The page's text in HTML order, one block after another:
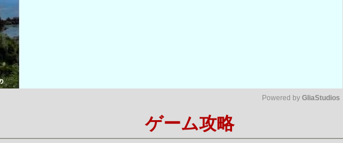
Powered by GliaStudios
ゲーム攻略